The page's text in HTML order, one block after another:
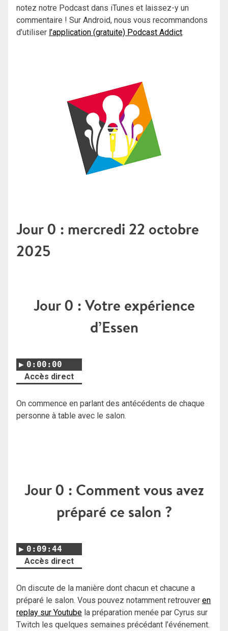
notez notre Podcast dans iTunes et laissez-y un
commentaire ! Sur Android, nous vous recommandons
d’utiliser l’application (gratuite) Podcast Addict.
Jour 0 : mercredi 22 octobre
2025
Jour 0 : Votre expérience
d’Essen
0:00:00
Accès direct
On commence en parlant des antécédents de chaque
personne à table avec le salon.
Jour 0 : Comment vous avez
préparé ce salon ?
0:09:44
Accès direct
On discute de la manière dont chacun et chacune a
préparé le salon. Vous pouvez notamment retrouver en
replay sur Youtube la préparation menée par Cyrus sur
Twitch les quelques semaines précédant l’événement.